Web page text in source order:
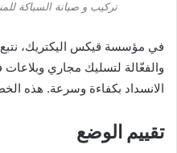
تركيب و صيانة السباكة
في مؤسسة قيكس اليكتريك،
والفعّالة لتسليك مجاري
الانسداد بكفاءة وسرعة. هذه
تقييم الوضع